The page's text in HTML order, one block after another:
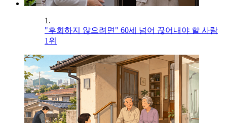
1.
"후회하지 않으려면" 60세 넘어 끊어내야 할 사람
1위